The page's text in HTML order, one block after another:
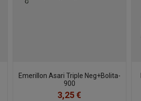
Emerillon Asari Triple Neg+Bolita-
900
3,25 €